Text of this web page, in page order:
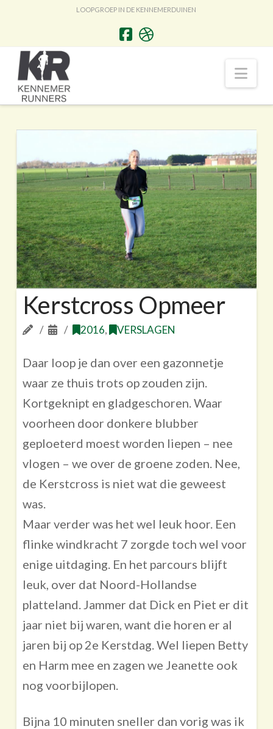
LOOPGROEP IN DE KENNEMERDUINEN
Kerstcross Opmeer
2016, VERSLAGEN
Daar loop je dan over een gazonnetje
waar ze thuis trots op zouden zijn.
Kortgeknipt en gladgeschoren. Waar
voorheen door donkere blubber
geploeterd moest worden liepen – nee
vlogen – we over de groene zoden. Nee,
de Kerstcross is niet wat die geweest
was.
Maar verder was het wel leuk hoor. Een
flinke windkracht 7 zorgde toch wel voor
enige uitdaging. En het parcours blijft
leuk, over dat Noord-Hollandse
platteland. Jammer dat Dick en Piet er dit
jaar niet bij waren, want die horen er al
jaren bij op 2e Kerstdag. Wel liepen Betty
en Harm mee en zagen we Jeanette ook
nog voorbijlopen.
Bijna 10 minuten sneller dan vorig was ik